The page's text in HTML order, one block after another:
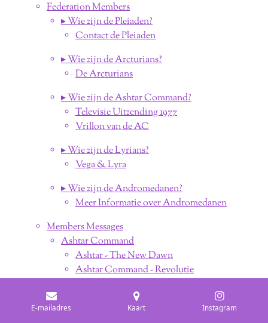
Federation Members
▸ Wie zijn de Pleiaden?
Contact de Pleiaden
▸ Wie zijn de Arcturians?
De Arcturians
▸ Wie zijn de Ashtar Command?
Televisie Uitzending 1977
Vrillon van de AC
▸ Wie zijn de Lyrians?
Vega & Lyra
▸ Wie zijn de Andromedanen?
Meer Informatie over Andromedanen
Members Messages
Ashtar Command
Ashtar - The New Dawn
Ashtar Command - Revolutie
Ashtar Update
Personal Message April 2021
E-mailadres Kaart Instagram